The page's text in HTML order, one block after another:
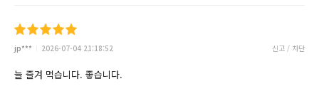
jp*** 2026-07-04 21:18:52 신고 / 차단
늘 즐겨 먹습니다. 좋습니다.